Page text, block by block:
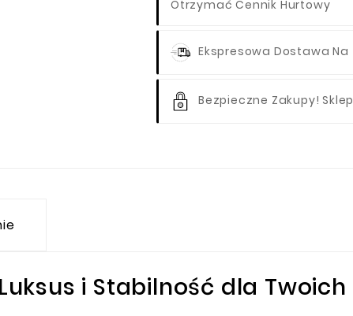
Otrzymać Cennik Hurtowy
Ekspresowa Dostawa Na
Bezpieczne Zakupy!
i Stabilność dla Twoich